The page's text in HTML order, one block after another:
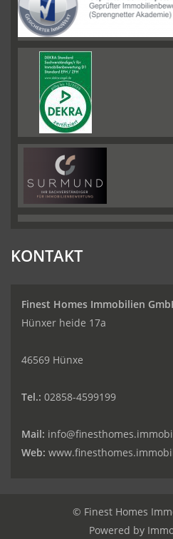
KONTAKT
Finest Homes Immobilien
Hünxer heide 17a
46569 Hünxe
Tel.: 02858-4599199
Mail:
Web:
© Finest Homes
Powered by